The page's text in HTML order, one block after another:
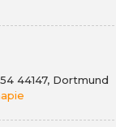
44147, Dortmund